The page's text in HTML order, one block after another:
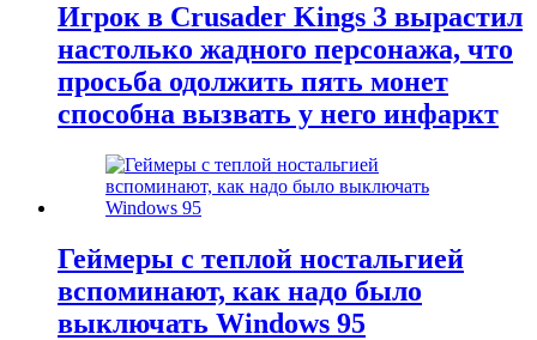
Игрок в Crusader Kings 3 вырастил
настолько жадного персонажа, что
просьба одолжить пять монет
способна вызвать у него инфаркт
Геймеры с теплой ностальгией
вспоминают, как надо было
выключать Windows 95